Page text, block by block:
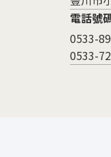
電話號
0533-
0533-